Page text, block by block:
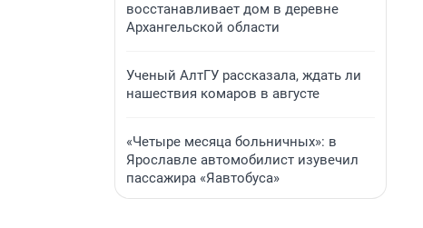
восстанавливает дом в деревне
Архангельской области
Ученый АлтГУ рассказала, ждать ли
нашествия комаров в августе
«Четыре месяца больничных»: в
Ярославле автомобилист изувечил
пассажира «Яавтобуса»